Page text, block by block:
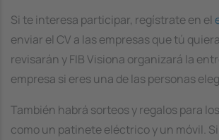
Si te interesa participar, regístrate en el
enviar el CV a las empresas que tú
revisarán y FIB Visiona organizará la
empresa si eres una de las personas
También habrá sorteos y regalos para
como un patinete eléctrico y un móvil.